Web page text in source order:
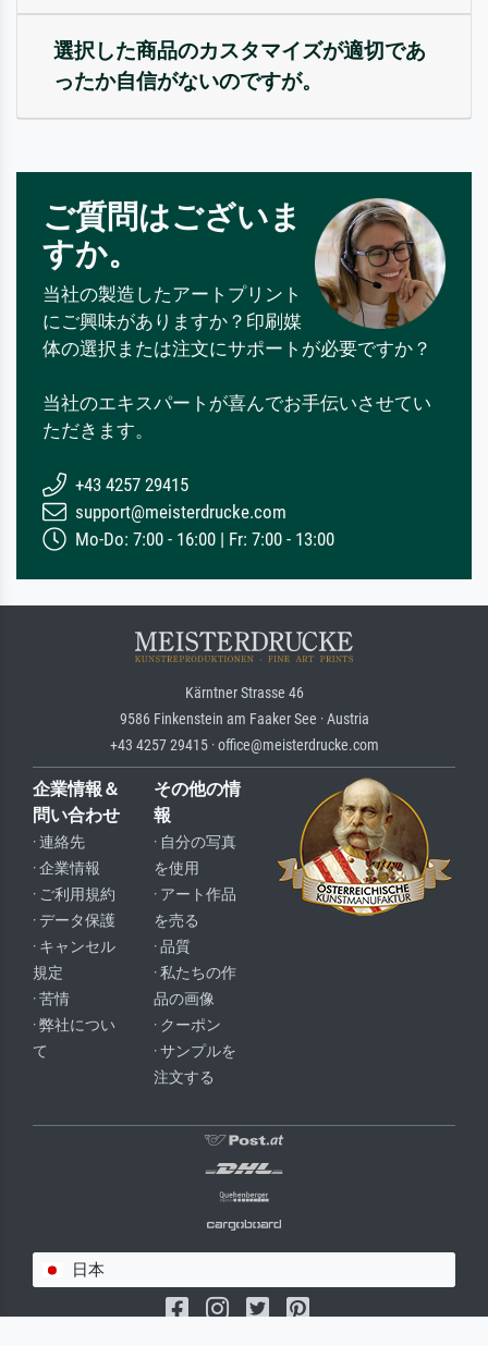
選択した商品のカスタマイズが適切であ
ったか自信がないのですが。
ご質問はございま
すか。
当社の製造したアートプリント
にご興味がありますか？印刷媒
体の選択または注文にサポートが必要ですか？
当社のエキスパートが喜んでお手伝いさせてい
ただきます。
+43 4257 29415
support@meisterdrucke.com
Mo-Do: 7:00 - 16:00 | Fr: 7:00 - 13:00
Kärntner Strasse 46
9586 Finkenstein am Faaker See · Austria
+43 4257 29415 · office@meisterdrucke.com
企業情報＆
問い合わせ
· 連絡先
· 企業情報
· ご利用規約
· データ保護
· キャンセル
規定
· 苦情
· 弊社につい
て
その他の情
報
· 自分の写真
を使用
· アート作品
を売る
· 品質
· 私たちの作
品の画像
· クーポン
· サンプルを
注文する
日本